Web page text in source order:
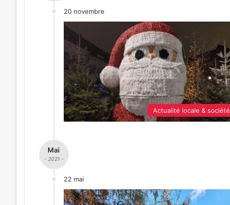
20 novembre
Actualité locale & société
Mai
- 2021 -
22 mai